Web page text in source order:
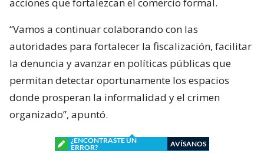
“Vamos a continuar colaborando con las
autoridades para fortalecer la fiscalización, facilitar
la denuncia y avanzar en políticas públicas que
permitan detectar oportunamente los espacios
donde prosperan la informalidad y el crimen
organizado”, apuntó.
¿ENCONTRASTE UN
ERROR?
AVÍSANOS